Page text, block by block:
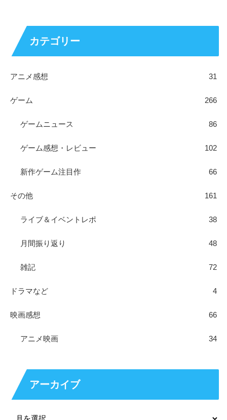
カテゴリー
アニメ感想 31
ゲーム 266
ゲームニュース 86
ゲーム感想・レビュー 102
新作ゲーム注目作 66
その他 161
ライブ＆イベントレポ 38
月間振り返り 48
雑記 72
ドラマなど 4
映画感想 66
アニメ映画 34
アーカイブ